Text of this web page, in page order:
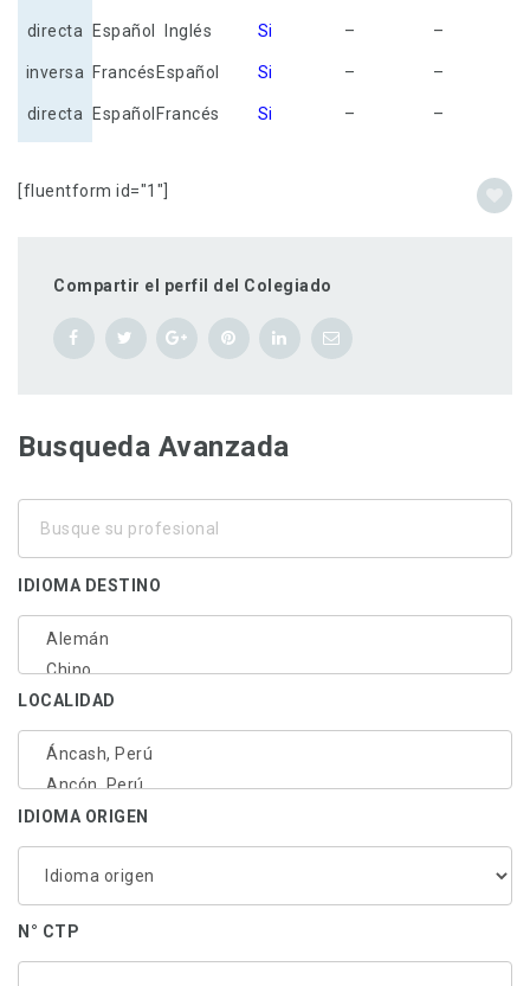
directa Español Inglés Si – –
inversa Francés Español Si – –
directa Español Francés Si – –
[fluentform id="1"]
Compartir el perfil del Colegiado
Busqueda Avanzada
IDIOMA DESTINO
LOCALIDAD
IDIOMA ORIGEN
N° CTP